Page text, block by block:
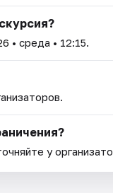
• среда • 12:15.
у